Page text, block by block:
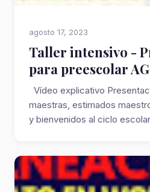
agosto 17, 2023
Taller intensivo -
para preescolar
Vídeo explicativo
maestras, estimados
y bienvenidos al ciclo